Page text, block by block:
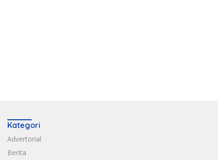
Kategori
Advertorial
Berita